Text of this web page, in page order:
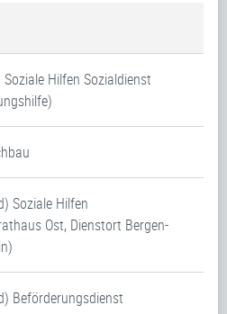
Hilfen Sozialdienst
Soziale Hilfen
Ost, Dienstort Bergen-
Beförderungsdienst